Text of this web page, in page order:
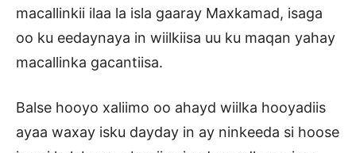
macallinkii ilaa la isla gaaray Maxkamad, isaga
oo ku eedaynaya in wiilkiisa uu ku maqan yahay
macallinka gacantiisa.
Balse hooyo xaliimo oo ahayd wiilka hooyadiis
ayaa waxay isku dayday in ay ninkeeda si hoose